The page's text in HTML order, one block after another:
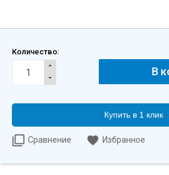
Количество:
Купить в 1 клик
Сравнение Избранное